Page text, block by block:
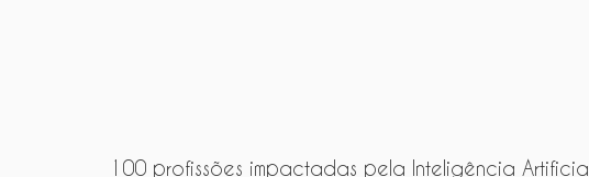
100 profissões impactadas pela Inteligência Artificial